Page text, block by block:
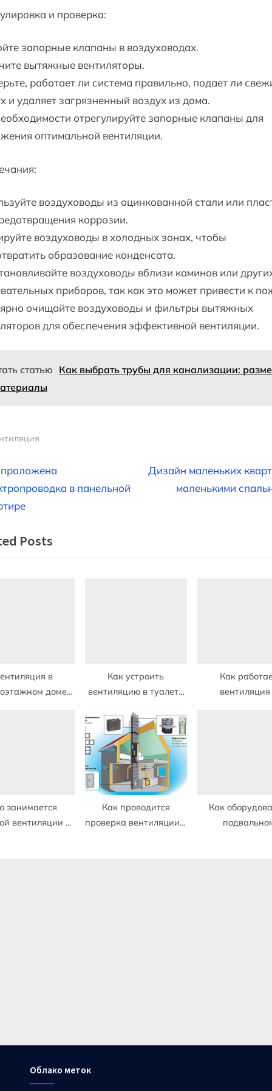
и проверка:
запорные клапаны в воздуховодах.
вытяжные вентиляторы.
работает ли система правильно, подает ли
и удаляет загрязненный воздух из дома.
отрегулируйте запорные клапаны для
оптимальной вентиляции.
воздуховоды из оцинкованной стали или
коррозии.
воздуховоды в холодных зонах, чтобы
образование конденсата.
воздуховоды вблизи каминов или
приборов, так как это может привести к
очищайте воздуховоды и фильтры вытяжных
для обеспечения эффективной вентиляции.
статью
Как выбрать трубы для канализации:
в панельной
N
o
Дизайн маленьких
маленькими
Posts
в
доме
Как устроить
вентиляцию в туалете
Как
вентиляция
занимается
вентиляции в
Как проводится
проверка вентиляции в
Как
Облако меток